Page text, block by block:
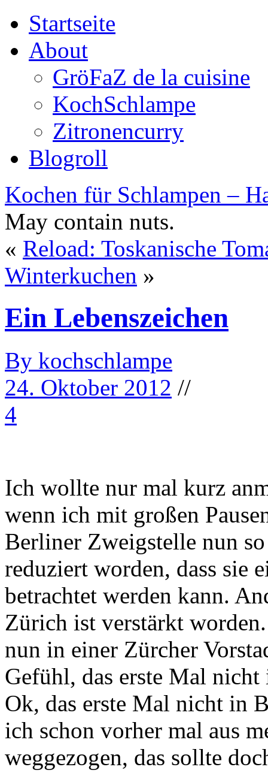
Startseite
About
GröFaZ de la cuisine
KochSchlampe
Zitronencurry
Blogroll
Kochen für Schlampen –
May contain nuts.
« Reload: Toskanische
Winterkuchen »
Ein Lebenszeichen
By kochschlampe
24. Oktober 2012 //
4
Ich wollte nur mal kurz
wenn ich mit großen
Berliner Zweigstelle nun
reduziert worden, dass sie
betrachtet werden kann.
Zürich ist verstärkt
nun in einer Zürcher
Gefühl, das erste Mal
Ok, das erste Mal nicht in
ich schon vorher mal aus
weggezogen, das sollte